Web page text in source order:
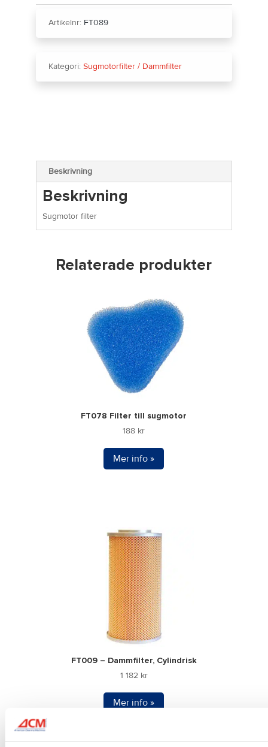
Artikelnr: FT089
Kategori: Sugmotorfilter / Dammfilter
Beskrivning
Beskrivning
Sugmotor filter
Relaterade produkter
FT078 Filter till sugmotor
188 kr
Mer info »
FT009 – Dammfilter, Cylindrisk
1 182 kr
Mer info »